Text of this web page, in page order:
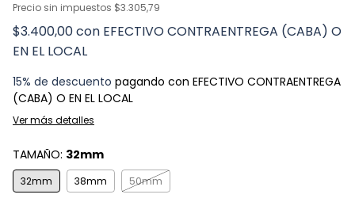
Precio sin impuestos $3.305,79
$3.400,00con EFECTIVO CONTRAENTREGA (CABA) O
EN EL LOCAL
15% de descuento pagando con EFECTIVO CONTRAENTREGA
(CABA) O EN EL LOCAL
Ver más detalles
TAMAÑO: 32mm
32mm 38mm 50mm